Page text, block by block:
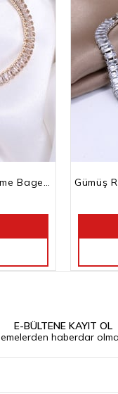
Altın Sarısı Renkli Kesme Baget Taşlı Su Yolu Bileklik
E-BÜLTENE KAYIT OL
haberdar